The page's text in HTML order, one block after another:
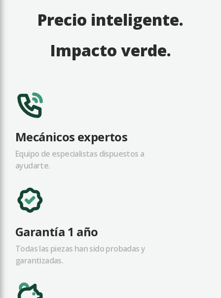
Precio inteligente.
Impacto verde.
Mecánicos expertos
Equipo de especialistas dispuestos a
ayudarte.
Garantía 1 año
Todas las piezas han sido probadas y
garantizadas.